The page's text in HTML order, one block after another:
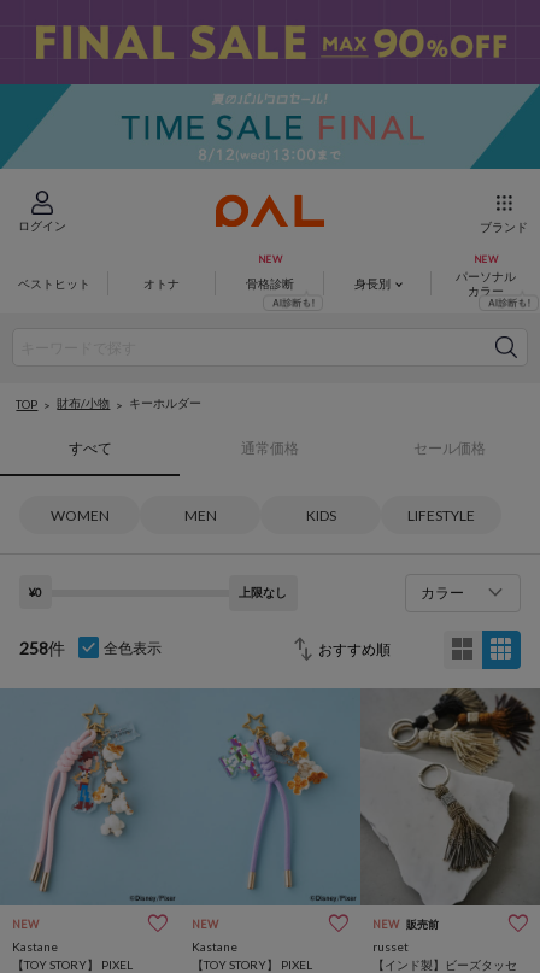
ログイン ブランド
ベストヒット オトナ 骨格診断 身長別
パーソナル
カラー
TOP 財布/小物 キーホルダー
すべて 通常価格 セール価格
WOMEN MEN KIDS LIFESTYLE
¥0 上限なし カラー
258件 全色表示
NEW
Kastane
【TOY STORY】 PIXEL
NEW
Kastane
【TOY STORY】 PIXEL
NEW 販売前
russet
【インド製】ビーズタッセ